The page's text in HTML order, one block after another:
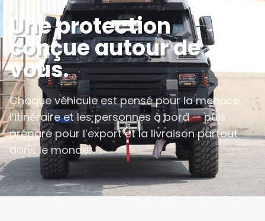
Une protection
conçue autour de
vous.
Chaque véhicule est pensé pour la menace,
l’itinéraire et les personnes à bord — puis
préparé pour l’export et la livraison partout
dans le monde.